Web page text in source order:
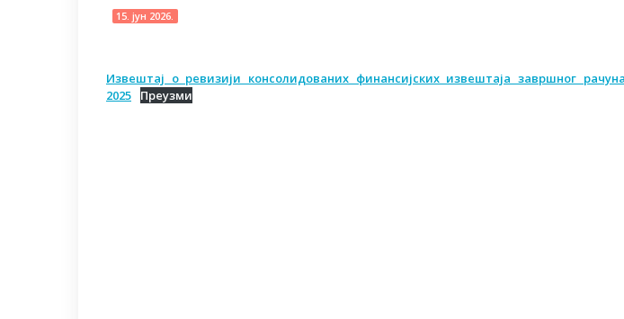
15. јун 2026.
Извештај о ревизији консолидованих финансијских извештаја завршног
2025
Преузми